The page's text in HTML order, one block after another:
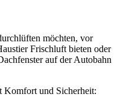
möchten, vor
Frischluft bieten oder
auf der Autobahn
Komfort und Sicherheit: